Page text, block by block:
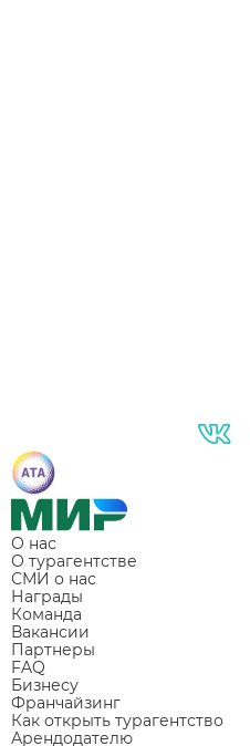
О нас
О турагентстве
СМИ о нас
Награды
Команда
Вакансии
Партнеры
FAQ
Бизнесу
Франчайзинг
Как открыть турагентство
Арендодателю